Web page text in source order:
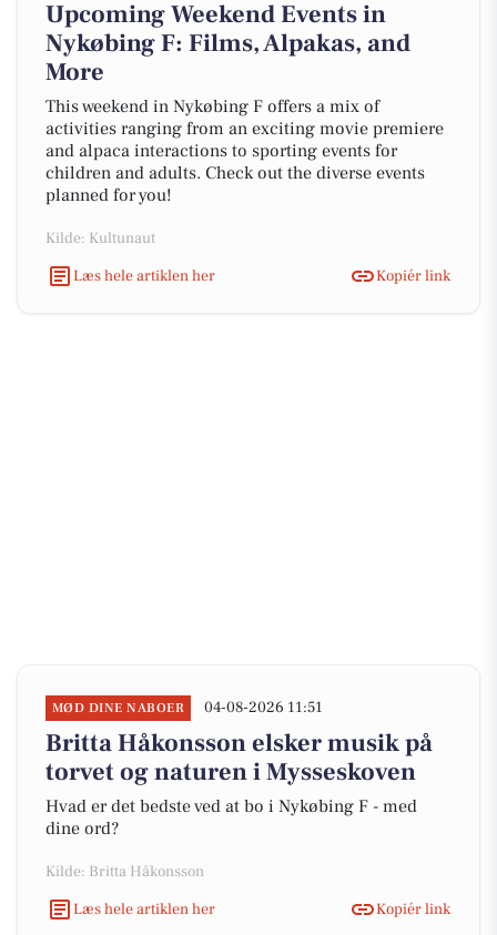
Upcoming Weekend Events in
Nykøbing F: Films, Alpakas, and
More
This weekend in Nykøbing F offers a mix of
activities ranging from an exciting movie premiere
and alpaca interactions to sporting events for
children and adults. Check out the diverse events
planned for you!
Kilde: Kultunaut
Læs hele artiklen her
Kopiér link
MØD DINE NABOER 04-08-2026 11:51
Britta Håkonsson elsker musik på
torvet og naturen i Mysseskoven
Hvad er det bedste ved at bo i Nykøbing F - med
dine ord?
Kilde: Britta Håkonsson
Læs hele artiklen her
Kopiér link